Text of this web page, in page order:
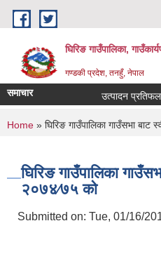
Skip to main content
घिरिङ गाउँपालिका,
गण्डकी प्रदेश, तनहुँ, नेपाल
समाचार उत्पादन
You are here
Home » घिरिङ गाउँपालिका गाउँसभा बाट
घिरिङ गाउँपालिका
२०७४∕७५ को
Submitted on: Tue, 01/16/